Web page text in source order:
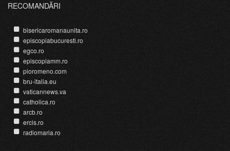
RECOMANDĂRI
bisericaromanaunita.ro
episcopiabucuresti.ro
egco.ro
episcopiamm.ro
pioromeno.com
bru-italia.eu
vaticannews.va
catholica.ro
arcb.ro
ercis.ro
radiomaria.ro